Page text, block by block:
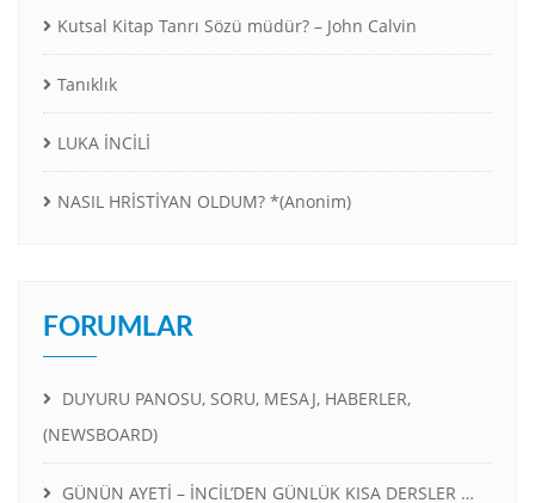
Kutsal Kitap Tanrı Sözü müdür? – John Calvin
Tanıklık
LUKA İNCİLİ
NASIL HRİSTİYAN OLDUM? *(Anonim)
FORUMLAR
DUYURU PANOSU, SORU, MESAJ, HABERLER,
(NEWSBOARD)
GÜNÜN AYETİ – İNCİL’DEN GÜNLÜK KISA DERSLER …